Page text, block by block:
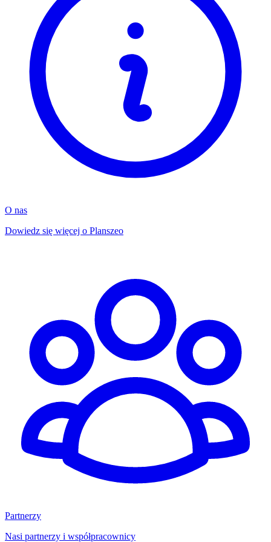
O nas
Dowiedz się więcej o Planszeo
Partnerzy
Nasi partnerzy i współpracownicy